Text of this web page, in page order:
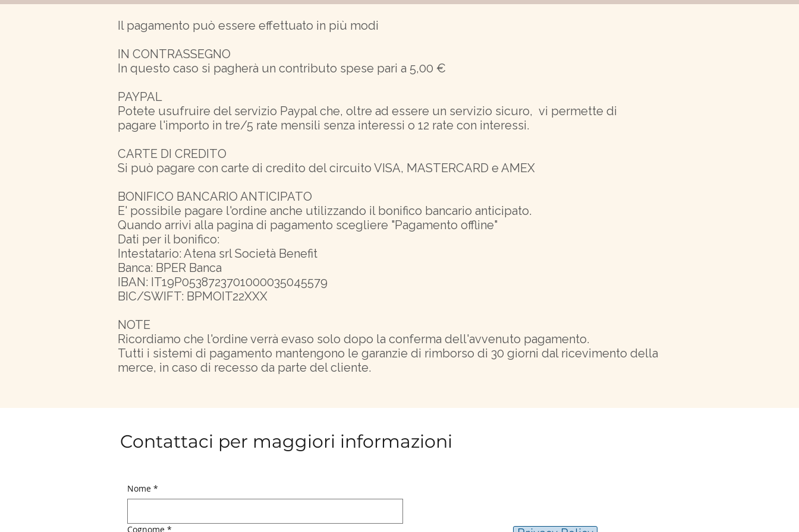
Il pagamento può essere effettuato in più modi
IN CONTRASSEGNO
In questo caso si pagherà un contributo spese pari a 5,00 €
PAYPAL
Potete usufruire del servizio Paypal che, oltre ad essere un servizio sicuro, vi permette di
pagare l'importo in tre/5 rate mensili senza interessi o 12 rate con interessi.
CARTE DI CREDITO
Si può pagare con carte di credito del circuito VISA, MASTERCARD e AMEX
BONIFICO BANCARIO ANTICIPATO
E' possibile pagare l'ordine anche utilizzando il bonifico bancario anticipato.
Quando arrivi alla pagina di pagamento scegliere "Pagamento offline"
Dati per il bonifico:
Intestatario: Atena srl Società Benefit
Banca: BPER Banca
IBAN: IT19P0538723701000035045579
BIC/SWIFT: BPMOIT22XXX
NOTE
Ricordiamo che l'ordine verrà evaso solo dopo la conferma dell'avvenuto pagamento.
Tutti i sistemi di pagamento mantengono le garanzie di rimborso di 30 giorni dal ricevimento della
merce, in caso di recesso da parte del cliente.
Contattaci per maggiori informazioni
Nome *
Cognome *